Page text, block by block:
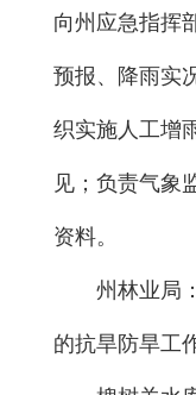
向州应急指挥
预报、降雨实
织实施人工增
见；负责气象
资料。
州林业局：
的抗旱防旱工